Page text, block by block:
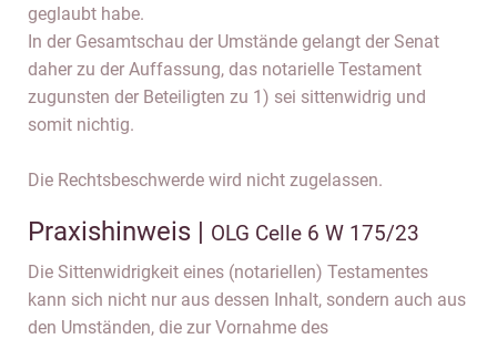
geglaubt habe.
In der Gesamtschau der Umstände gelangt der Senat
daher zu der Auffassung, das notarielle Testament
zugunsten der Beteiligten zu 1) sei sittenwidrig und
somit nichtig.
Die Rechtsbeschwerde wird nicht zugelassen.
Praxishinweis | OLG Celle 6 W 175/23
Die Sittenwidrigkeit eines (notariellen) Testamentes
kann sich nicht nur aus dessen Inhalt, sondern auch aus
den Umständen, die zur Vornahme des